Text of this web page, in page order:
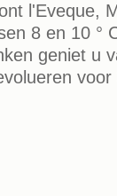
l'Eveque,
8 en 10 °
geniet u